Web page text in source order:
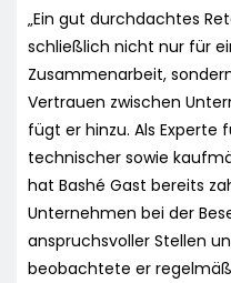
„Ein gut durchdachtes
schließlich nicht nur für
Zusammenarbeit,
Vertrauen zwischen
fügt er hinzu. Als Experte
technischer sowie
hat Bashé Gast bereits
Unternehmen bei der
anspruchsvoller Stellen
beobachtete er